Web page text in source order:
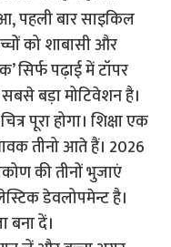
पहली बार साइकिल
को शाबासी और
सिर्फ पढ़ाई में टॉपर
सबसे बड़ा मोटिवेशन है।
पूरा होगा। शिक्षा एक
तीनो आते हैं। 2026
की तीनों भुजाएं
डेवलोपमेन्ट है।
बना दें।